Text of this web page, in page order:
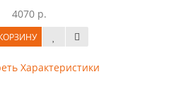
4070 р.
Характеристики